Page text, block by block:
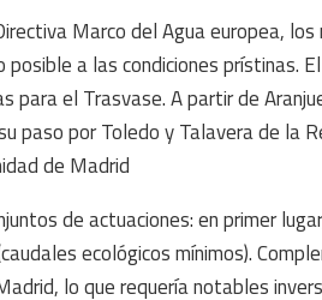
Marco del Agua europea,
a las condiciones prístinas.
el Trasvase. A partir de
paso por Toledo y Talavera de la
de Madrid
de actuaciones: en primer
ecológicos mínimos).
lo que requería notables